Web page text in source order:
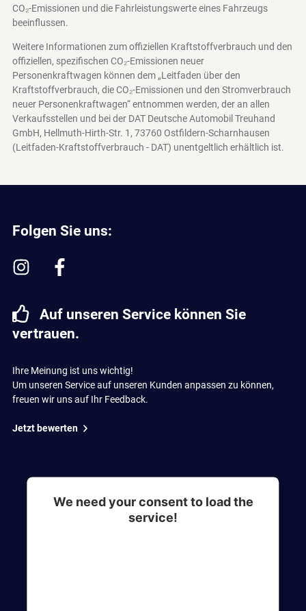
CO₂-Emissionen und die Fahrleistungswerte eines Fahrzeugs
beeinflussen.
Weitere Informationen zum offiziellen Kraftstoffverbrauch und den
offiziellen, spezifischen CO₂-Emissionen neuer
Personenkraftwagen können dem „Leitfaden über den
Kraftstoffverbrauch, die CO₂-Emissionen und den Stromverbrauch
neuer Personenkraftwagen“ entnommen werden, der an allen
Verkaufsstellen und bei der DAT Deutsche Automobil Treuhand
GmbH, Hellmuth-Hirth-Str. 1, 73760 Ostfildern-Scharnhausen
(Leitfaden-Kraftstoffverbrauch - DAT) unentgeltlich erhältlich ist.
Folgen Sie uns:
Auf unseren Service können Sie
vertrauen.
Ihre Meinung ist uns wichtig!
Um unseren Service auf unseren Kunden anpassen zu können,
freuen wir uns auf Ihr Feedback.
Jetzt bewerten
We need your consent to load the
service!